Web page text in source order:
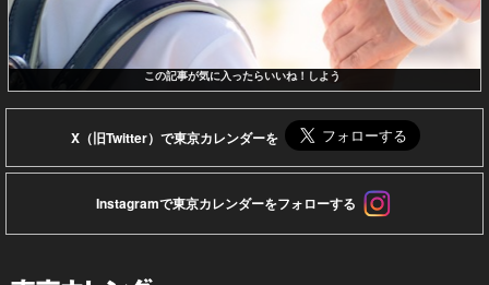
この記事が気に入ったらいいね！しよう
X（旧Twitter）で東京カレンダーを
Instagramで東京カレンダーをフォローする